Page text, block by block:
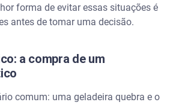
forma de evitar essas situações é
antes de tomar uma decisão.
a compra de um
comum: uma geladeira quebra e o